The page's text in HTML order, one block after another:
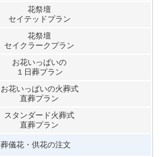
花祭壇
セイテッドプラン
花祭壇
セイクラークプラン
お花いっぱいの
１日葬プラン
お花いっぱいの火葬式
直葬プラン
スタンダード火葬式
直葬プラン
葬儀花・供花の注文